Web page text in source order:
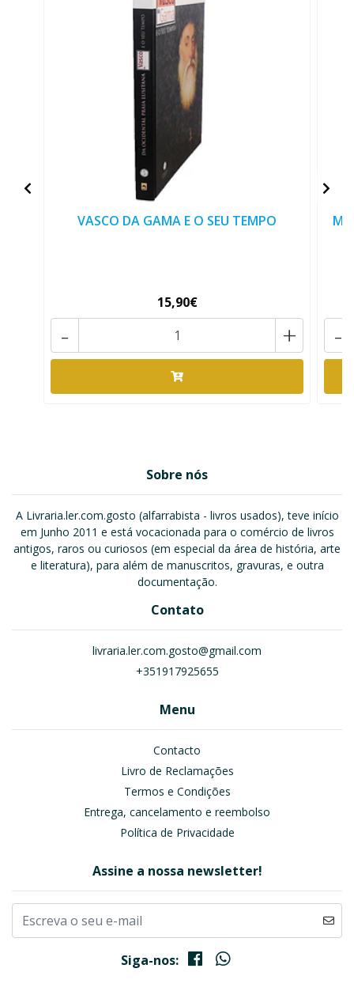
VASCO DA GAMA E O SEU TEMPO
15,90€
+
- -
Sobre nós
A Livraria.ler.com.gosto (alfarrabista - livros usados), teve início
em Junho 2011 e está vocacionada para o comércio de livros
antigos, raros ou curiosos (em especial da área de história, arte
e literatura), para além de manuscritos, gravuras, e outra
documentação.
Contato
livraria.ler.com.gosto@gmail.com
+351917925655
Menu
Contacto
Livro de Reclamações
Termos e Condições
Entrega, cancelamento e reembolso
Política de Privacidade
Assine a nossa newsletter!
Siga-nos: